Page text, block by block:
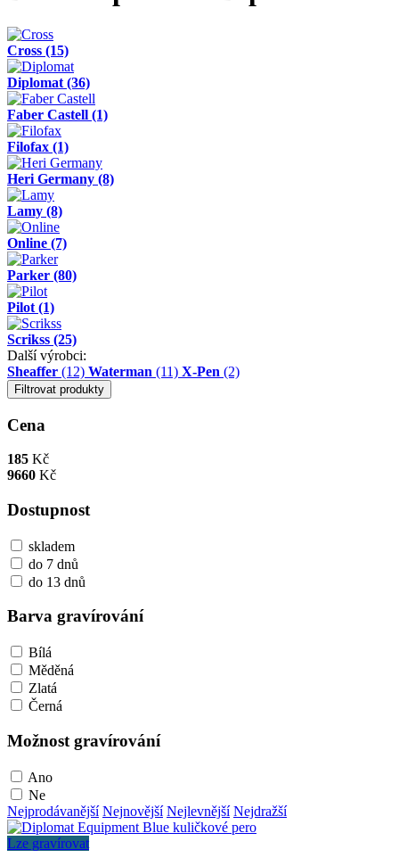
Cross (15)
Diplomat (36)
Faber Castell (1)
Filofax (1)
Heri Germany (8)
Lamy (8)
Online (7)
Parker (80)
Pilot (1)
Scrikss (25)
Další výrobci:
Sheaffer (12) Waterman (11) X-Pen (2)
Filtrovat produkty
Cena
185 Kč
9660 Kč
Dostupnost
skladem
do 7 dnů
do 13 dnů
Barva gravírování
Bílá
Měděná
Zlatá
Černá
Možnost gravírování
Ano
Ne
Nejprodávanější Nejnovější Nejlevnější Nejdražší
Lze gravírovat